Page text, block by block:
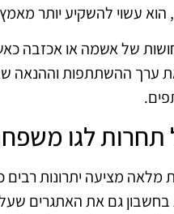
הוא עשוי להשקיע יותר
של אשמה או אכזבה
ערך ההשתתפות וההנאה
תחרות לגו
מציעה יתרונות רבים
בחשבון גם את האתגרים